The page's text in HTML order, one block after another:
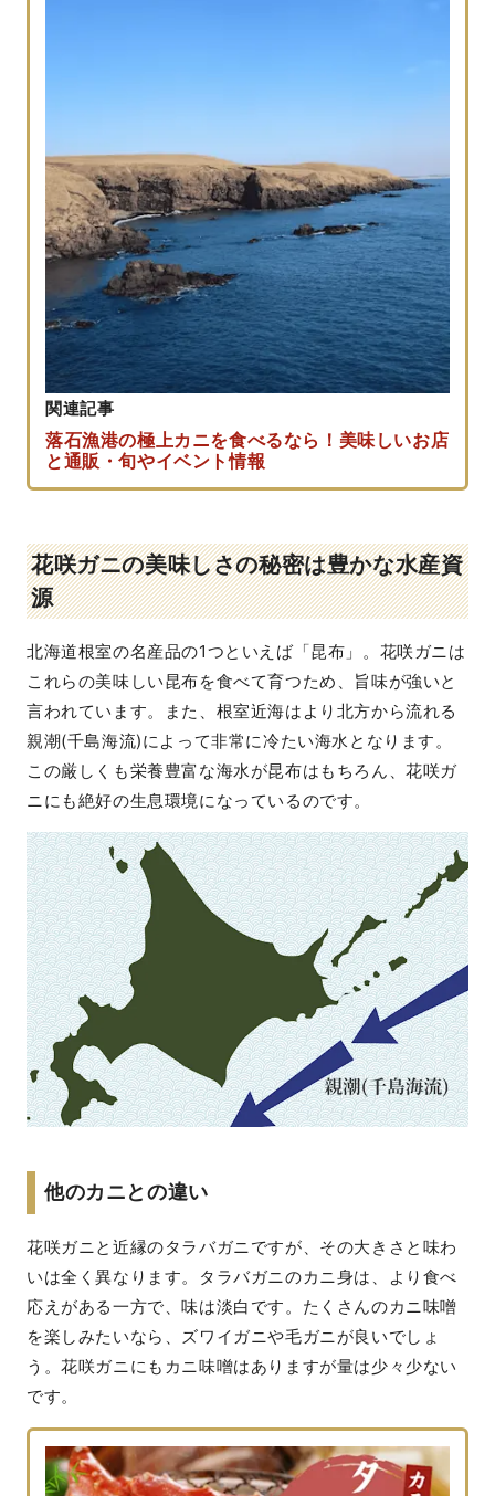
関連記事
落石漁港の極上カニを食べるなら！美味しいお店
と通販・旬やイベント情報
花咲ガニの美味しさの秘密は豊かな水産資
源
北海道根室の名産品の1つといえば「昆布」。花咲ガニは
これらの美味しい昆布を食べて育つため、旨味が強いと
言われています。また、根室近海はより北方から流れる
親潮(千島海流)によって非常に冷たい海水となります。
この厳しくも栄養豊富な海水が昆布はもちろん、花咲ガ
ニにも絶好の生息環境になっているのです。
他のカニとの違い
花咲ガニと近縁のタラバガニですが、その大きさと味わ
いは全く異なります。タラバガニのカニ身は、より食べ
応えがある一方で、味は淡白です。たくさんのカニ味噌
を楽しみたいなら、ズワイガニや毛ガニが良いでしょ
う。花咲ガニにもカニ味噌はありますが量は少々少ない
です。